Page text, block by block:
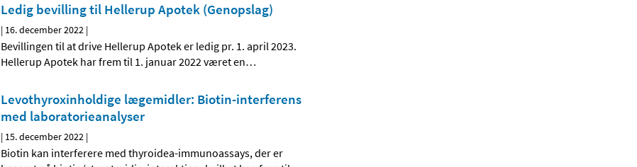
Ledig bevilling til Hellerup Apotek (Genopslag)
| 16. december 2022 |
Bevillingen til at drive Hellerup Apotek er ledig pr. 1. april 2023.
Hellerup Apotek har frem til 1. januar 2022 været en…
Levothyroxinholdige lægemidler: Biotin-interferens
med laboratorieanalyser
| 15. december 2022 |
Biotin kan interferere med thyroidea-immunoassays, der er